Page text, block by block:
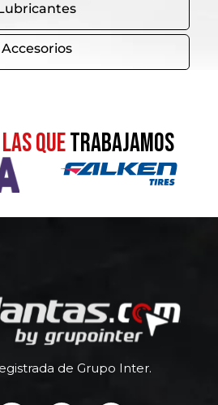
Accesorios
QUETRABAJAMOS
de Grupo Inter.